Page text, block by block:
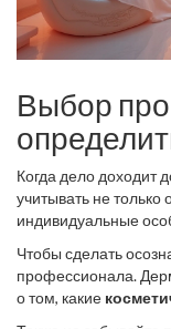
Выбор
Когда дело доходит
учитывать не
индивидуальные
может быть разным
Чтобы сделать
профессионала.
о том, какие